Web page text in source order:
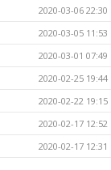
2020-03-06 22:30
2020-03-05 11:53
2020-03-01 07:49
2020-02-25 19:44
2020-02-22 19:15
2020-02-17 12:52
2020-02-17 12:31